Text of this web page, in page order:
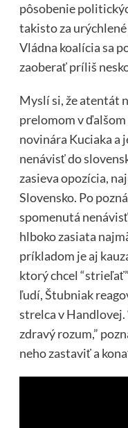
pôsobenie
takisto za
Vládna koalícia sa
zaoberať príliš
Myslí si, že atentát
prelomom v ďalšom
novinára Kuciaka a
nenávisť do
zasieva opozícia,
Slovensko. Po
spomenutá
hlboko zasiata
príkladom je aj
ktorý chcel
ľudí, Štubniak
strelca v Handlovej.
zdravý rozum,”
neho zastaviť a